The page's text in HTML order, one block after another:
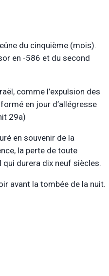
du cinquième (mois).
en -586 et du second
comme l’expulsion des
en jour d’allégresse
29a)
en souvenir de la
la perte de toute
qui durera dix neuf siècles.
avant la tombée de la nuit.